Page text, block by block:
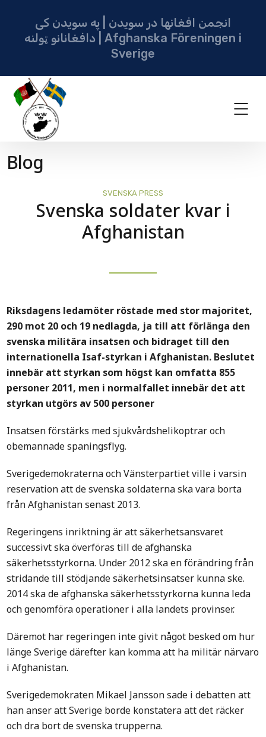
انجمن افغانها در سویدن | په سویدن کی
دافغانانو ټولنه | Afghanska Föreningen i
Sverige
Blog
SVENSKA PRESS
Svenska soldater kvar i
Afghanistan
Riksdagens ledamöter röstade med stor majoritet,
290 mot 20 och 19 nedlagda, ja till att förlänga den
svenska militära insatsen och bidraget till den
internationella Isaf-styrkan i Afghanistan. Beslutet
innebär att styrkan som högst kan omfatta 855
personer 2011, men i normalfallet innebär det att
styrkan utgörs av 500 personer
Insatsen förstärks med sjukvårdshelikoptrar och
obemannade spaningsflyg.
Sverigedemokraterna och Vänsterpartiet ville i varsin
reservation att de svenska soldaterna ska vara borta
från Afghanistan senast 2013.
Regeringens inriktning är att säkerhetsansvaret
successivt ska överföras till de afghanska
säkerhetsstyrkorna. Under 2012 ska en förändring från
stridande till stödjande säkerhetsinsatser kunna ske.
2014 ska de afghanska säkerhetsstyrkorna kunna leda
och genomföra operationer i alla landets provinser.
Däremot har regeringen inte givit något besked om hur
länge Sverige därefter kan komma att ha militär närvaro
i Afghanistan.
Sverigedemokraten Mikael Jansson sade i debatten att
han anser att Sverige borde konstatera att det räcker
och dra bort de svenska trupperna.